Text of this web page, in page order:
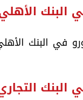
البنك
البنك